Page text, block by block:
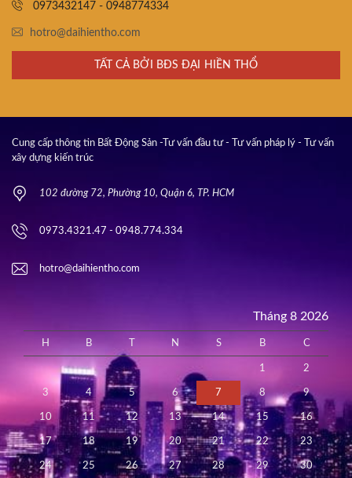
0973432147 - 0948774334
hotro@daihientho.com
TẤT CẢ BỞI BĐS ĐẠI HIỀN THỔ
Cung cấp thông tin Bất Động Sản -Tư vấn đầu tư - Tư vấn pháp lý - Tư vấn
xây dựng kiến trúc
102 đường 72, Phường 10, Quận 6, TP. HCM
0973.4321.47 - 0948.774.334
hotro@daihientho.com
Tháng 8 2026
H B N S B C
1 2
3 4 5 6 7 8 9
10 11 12 13 14 15 16
17 18 19 20 21 22 23
24 25 26 27 28 29 30